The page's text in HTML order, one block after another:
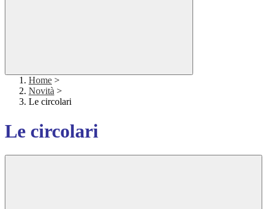
Home >
Novità >
Le circolari
Le circolari